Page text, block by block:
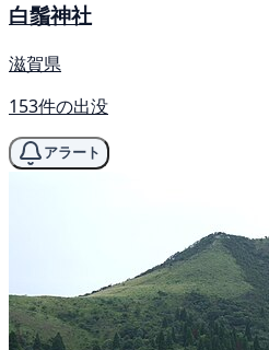
白鬚神社
滋賀県
153件の出没
アラート